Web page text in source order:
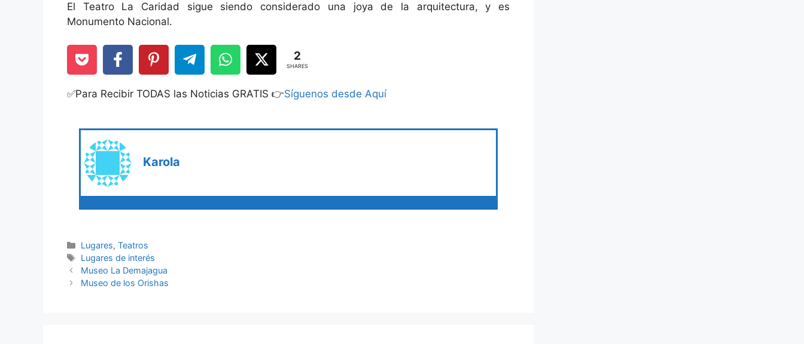
El Teatro La Caridad sigue siendo considerado una joya de la arquitectura, y es
Monumento Nacional.
2
SHARES
✅Para Recibir TODAS las Noticias GRATIS 👉Síguenos desde Aquí
Karola
Categories
Lugares,Teatros
Tags
Lugares de interés
Museo La Demajagua
Museo de los Orishas